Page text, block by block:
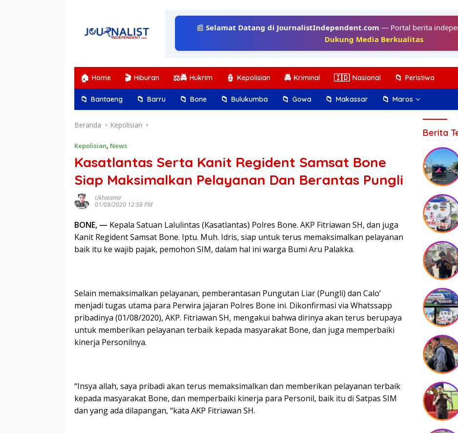
📰Selamat Datang di JournalistIndependent.com — Portal berita
Dukung Media Berkualitas
🏠 Home 🎬 Hiburan ⚖️🚔 Hukrim 👮 Kepolisian 🚔 Kriminal 🇮🇩 Nasional 📁 Peristiwa
📁 Bantaeng 📁 Barru 📁 Bone 📁 Bulukumba 📁 Gowa 📁 Makassar 📁 Maros
Beranda Kepolisian
Kepolisian, News
Kasatlantas Serta Kanit Regident Samsat Bone
Siap Maksimalkan Pelayanan Dan Berantas Pungli
Ukhieamir
01/08/2020 12:58 PM
BONE, — Kepala Satuan Lalulintas (Kasatlantas) Polres Bone. AKP Fitriawan SH, dan juga
Kanit Regident Samsat Bone. Iptu. Muh. Idris, siap untuk terus memaksimalkan pelayanan
baik itu ke wajib pajak, pemohon SIM, dalam hal ini warga Bumi Aru Palakka.
Selain memaksimalkan pelayanan, pemberantasan Pungutan Liar (Pungli) dan Calo’
menjadi tugas utama para Perwira jajaran Polres Bone ini. Dikonfirmasi via Whatssapp
pribadinya (01/08/2020), AKP. Fitriawan SH, mengakui bahwa dirinya akan terus berupaya
untuk memberikan pelayanan terbaik kepada masyarakat Bone, dan juga memperbaiki
kinerja Personilnya.
“Insya allah, saya pribadi akan terus memaksimalkan dan memberikan pelayanan terbaik
kepada masyarakat Bone, dan memperbaiki kinerja para Personil, baik itu di Satpas SIM
dan yang ada dilapangan, “kata AKP Fitriawan SH.
Berita